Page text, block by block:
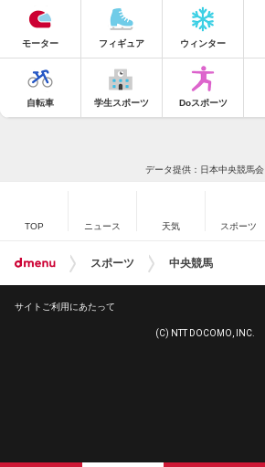
モーター フィギュア ウィンター
自転車 学生スポーツ Doスポーツ
データ提供：日本中央競馬会
TOP ニュース 天気 スポーツ
スポーツ 中央競馬
サイトご利用にあたって
(C) NTT DOCOMO, INC.